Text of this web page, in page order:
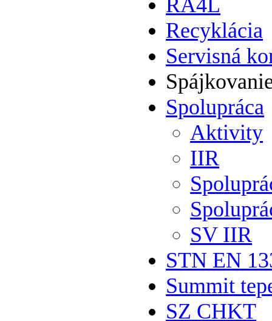
RA4L
Recyklácia
Servisná
Spolupráca
Aktivity
IIR
SV IIR
STN EN
Summit
SZ CHKT